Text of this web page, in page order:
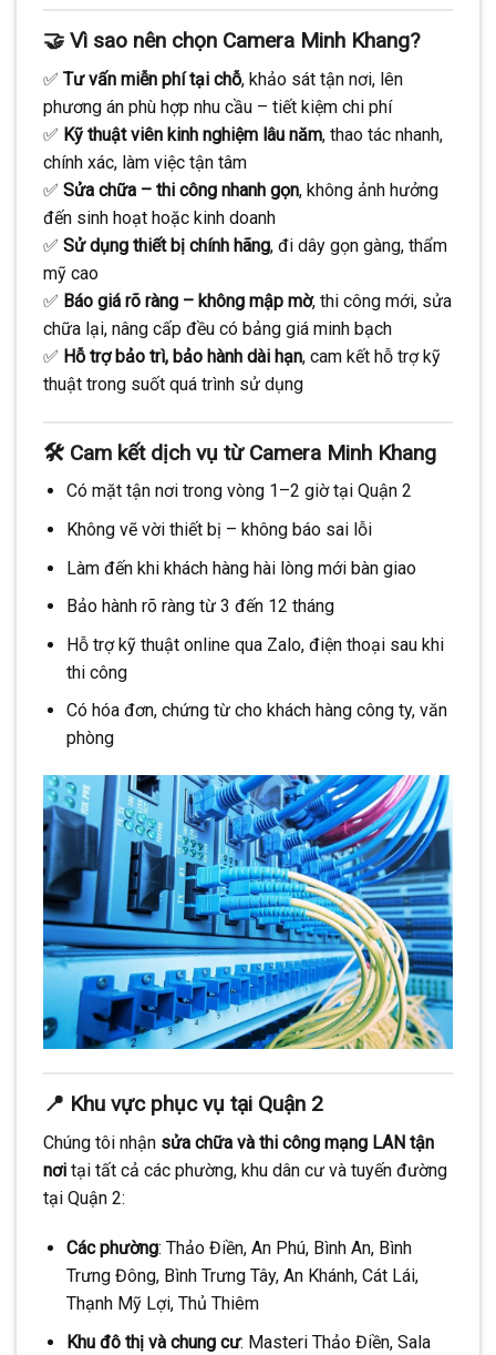
🤝 Vì sao nên chọn Camera Minh Khang?
✅ Tư vấn miễn phí tại chỗ, khảo sát tận nơi, lên
phương án phù hợp nhu cầu – tiết kiệm chi phí
✅ Kỹ thuật viên kinh nghiệm lâu năm, thao tác nhanh,
chính xác, làm việc tận tâm
✅ Sửa chữa – thi công nhanh gọn, không ảnh hưởng
đến sinh hoạt hoặc kinh doanh
✅ Sử dụng thiết bị chính hãng, đi dây gọn gàng, thẩm
mỹ cao
✅ Báo giá rõ ràng – không mập mờ, thi công mới, sửa
chữa lại, nâng cấp đều có bảng giá minh bạch
✅ Hỗ trợ bảo trì, bảo hành dài hạn, cam kết hỗ trợ kỹ
thuật trong suốt quá trình sử dụng
🛠️ Cam kết dịch vụ từ Camera Minh Khang
Có mặt tận nơi trong vòng 1–2 giờ tại Quận 2
Không vẽ vời thiết bị – không báo sai lỗi
Làm đến khi khách hàng hài lòng mới bàn giao
Bảo hành rõ ràng từ 3 đến 12 tháng
Hỗ trợ kỹ thuật online qua Zalo, điện thoại sau khi
thi công
Có hóa đơn, chứng từ cho khách hàng công ty, văn
phòng
📍 Khu vực phục vụ tại Quận 2
Chúng tôi nhận sửa chữa và thi công mạng LAN tận
nơi tại tất cả các phường, khu dân cư và tuyến đường
tại Quận 2:
Các phường: Thảo Điền, An Phú, Bình An, Bình
Trưng Đông, Bình Trưng Tây, An Khánh, Cát Lái,
Thạnh Mỹ Lợi, Thủ Thiêm
Khu đô thị và chung cư: Masteri Thảo Điền, Sala